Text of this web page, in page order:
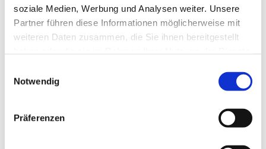
soziale Medien, Werbung und Analysen weiter. Unsere
Partner führen diese Informationen möglicherweise mit
weiteren Daten zusammen, die Sie ihnen bereitgestellt
Notwendig
Präferenzen